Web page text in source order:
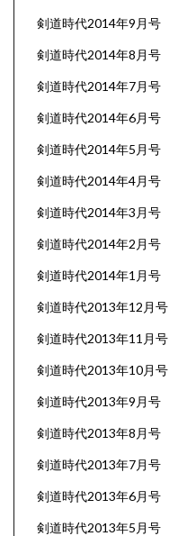
剣道時代2014年9月号
剣道時代2014年8月号
剣道時代2014年7月号
剣道時代2014年6月号
剣道時代2014年5月号
剣道時代2014年4月号
剣道時代2014年3月号
剣道時代2014年2月号
剣道時代2014年1月号
剣道時代2013年12月号
剣道時代2013年11月号
剣道時代2013年10月号
剣道時代2013年9月号
剣道時代2013年8月号
剣道時代2013年7月号
剣道時代2013年6月号
剣道時代2013年5月号